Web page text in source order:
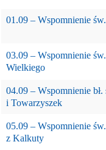
01.09 – Wspomnienie
03.09 – Wspomnienie
Wielkiego
04.09 – Wspomnienie
i Towarzyszek
05.09 – Wspomnienie
z Kalkuty